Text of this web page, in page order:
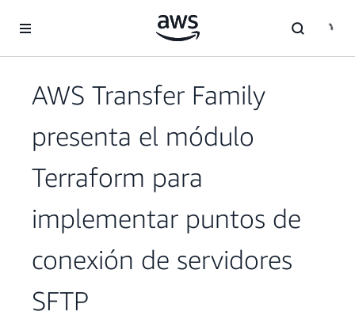
AWS Transfer Family
presenta el módulo
Terraform para
implementar puntos de
conexión de servidores
SFTP